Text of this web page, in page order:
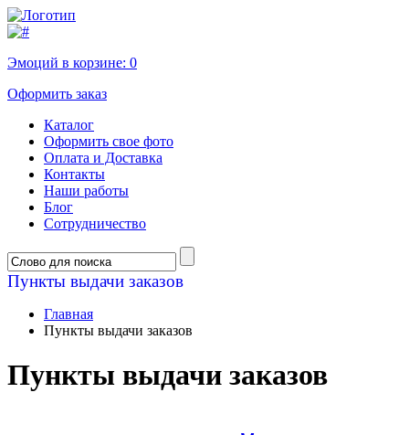
Эмоций в корзине: 0
Оформить заказ
Каталог
Оформить свое фото
Оплата и Доставка
Контакты
Наши работы
Блог
Сотрудничество
Пункты выдачи заказов
Главная
Пункты выдачи заказов
Пункты выдачи заказов